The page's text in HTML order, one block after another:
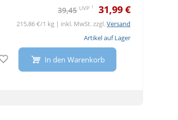
39,45 UVP 1 31,99 €
215,86 €/1 kg | inkl. MwSt. zzgl.Versand
Artikel auf Lager
Auf den Merkzettel
In den Warenkorb